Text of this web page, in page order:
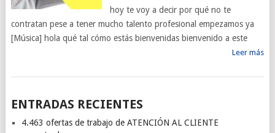
hoy te voy a decir por qué no te
contratan pese a tener mucho talento profesional empezamos ya
[Música] hola qué tal cómo estás bienvenidas bienvenido a este
Leer más
ENTRADAS RECIENTES
4.463 ofertas de trabajo de ATENCIÓN AL CLIENTE